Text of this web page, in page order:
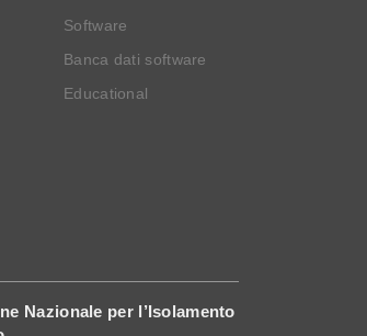
Software
Banca dati software
Educational
Nazionale per l’Isolamento